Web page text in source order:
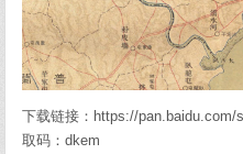
下载链接：https://pan.baidu.com/
取码：dkem